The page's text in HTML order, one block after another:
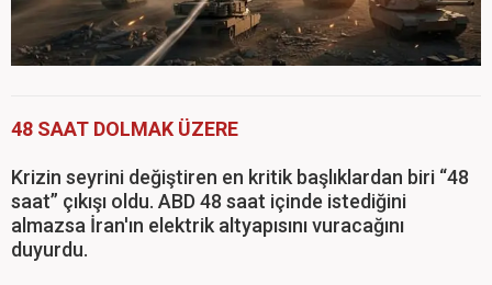
48 SAAT DOLMAK ÜZERE
Krizin seyrini değiştiren en kritik başlıklardan biri “48
saat” çıkışı oldu. ABD 48 saat içinde istediğini
almazsa İran'ın elektrik altyapısını vuracağını
duyurdu.